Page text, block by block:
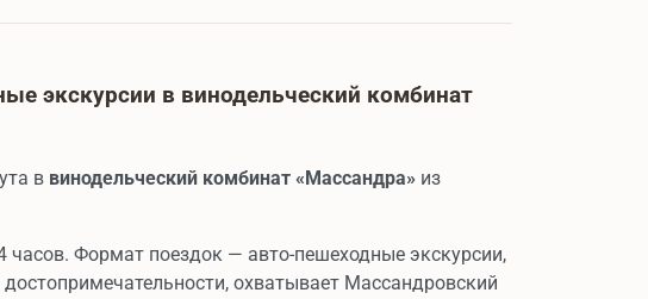
экскурсии в винодельческий комбинат
в винодельческий комбинат «Массандра» из
Формат поездок — авто-пешеходные экскурсии,
охватывает Массандровский